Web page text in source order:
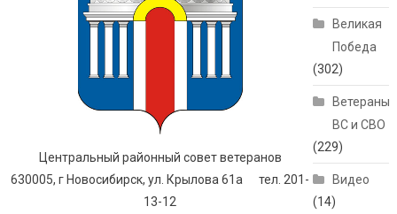
Центральный районный совет ветеранов
630005, г Новосибирск, ул. Крылова 61а тел. 201-
13-12
Великая
Победа
(302)
Ветераны
ВС и СВО
(229)
Видео
(14)